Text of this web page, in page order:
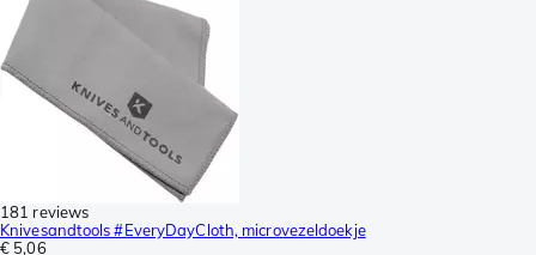
181 reviews
Knivesandtools #EveryDayCloth, microvezeldoekje
€ 5,06